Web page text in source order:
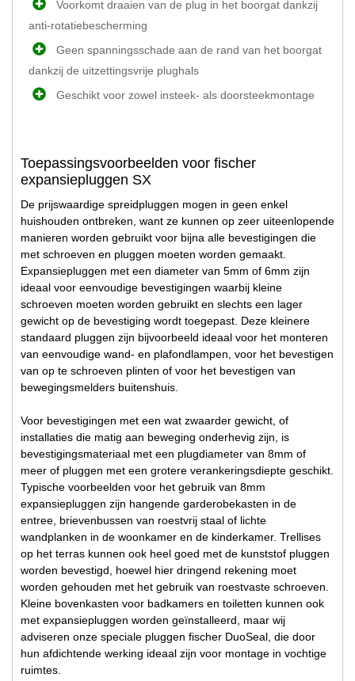
Voorkomt draaien van de plug in het boorgat dankzij
anti-rotatiebescherming
Geen spanningsschade aan de rand van het boorgat
dankzij de uitzettingsvrije plughals
Geschikt voor zowel insteek- als doorsteekmontage
Toepassingsvoorbeelden voor fischer
expansiepluggen SX
De prijswaardige spreidpluggen mogen in geen enkel
huishouden ontbreken, want ze kunnen op zeer uiteenlopende
manieren worden gebruikt voor bijna alle bevestigingen die
met schroeven en pluggen moeten worden gemaakt.
Expansiepluggen met een diameter van 5mm of 6mm zijn
ideaal voor eenvoudige bevestigingen waarbij kleine
schroeven moeten worden gebruikt en slechts een lager
gewicht op de bevestiging wordt toegepast. Deze kleinere
standaard pluggen zijn bijvoorbeeld ideaal voor het monteren
van eenvoudige wand- en plafondlampen, voor het bevestigen
van op te schroeven plinten of voor het bevestigen van
bewegingsmelders buitenshuis.
Voor bevestigingen met een wat zwaarder gewicht, of
installaties die matig aan beweging onderhevig zijn, is
bevestigingsmateriaal met een plugdiameter van 8mm of
meer of pluggen met een grotere verankeringsdiepte geschikt.
Typische voorbeelden voor het gebruik van 8mm
expansiepluggen zijn hangende garderobekasten in de
entree, brievenbussen van roestvrij staal of lichte
wandplanken in de woonkamer en de kinderkamer. Trellises
op het terras kunnen ook heel goed met de kunststof pluggen
worden bevestigd, hoewel hier dringend rekening moet
worden gehouden met het gebruik van roestvaste schroeven.
Kleine bovenkasten voor badkamers en toiletten kunnen ook
met expansiepluggen worden geïnstalleerd, maar wij
adviseren onze speciale pluggen fischer DuoSeal, die door
hun afdichtende werking ideaal zijn voor montage in vochtige
ruimtes.